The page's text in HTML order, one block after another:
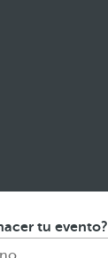
tu evento?